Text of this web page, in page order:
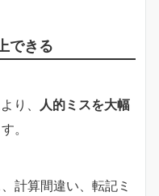
できる
り、
人的ミスを大幅
。
計算間違い、転記ミ